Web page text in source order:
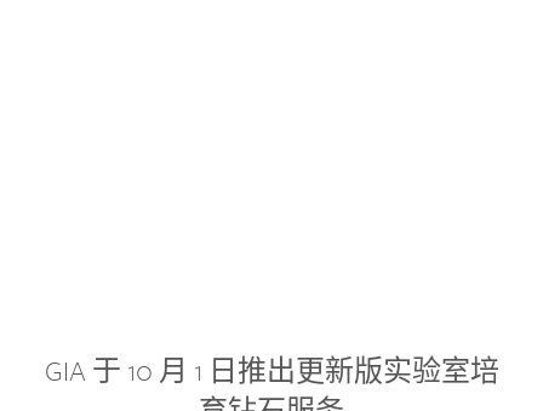
GIA 于 10 月 1 日推出更新版实验室培